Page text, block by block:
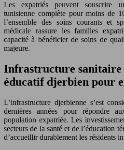
Les expatriés peuvent souscrire
tunisienne complète pour moins de
l’ensemble des soins courants et
médicale rassure les familles
capacité à bénéficier de soins de
majeure.
Infrastructure sanitaire
éducatif djerbien pour
L’infrastructure djerbienne s’est
dernières années pour répondre
population expatriée. Les
secteurs de la santé et de l’éducation
d’accueillir durablement les résidents